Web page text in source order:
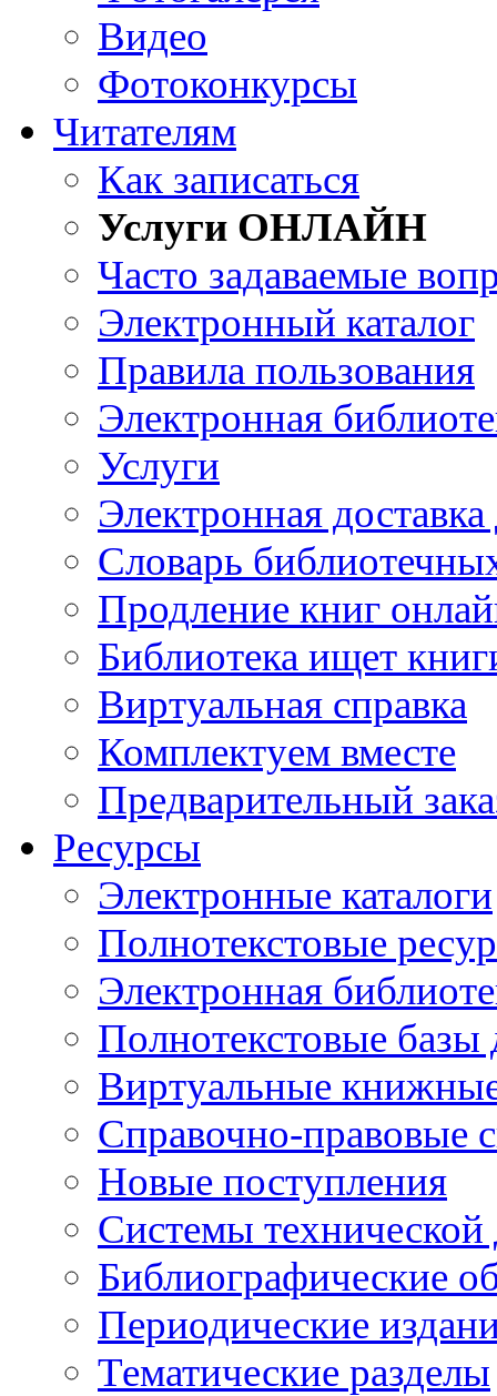
Видео
Фотоконкурсы
Читателям
Как записаться
Услуги ОНЛАЙН
Часто задаваемые
Электронный каталог
Правила пользования
Электронная
Услуги
Электронная
Словарь
Продление книг
Библиотека ищет
Виртуальная справка
Комплектуем вместе
Предварительный
Ресурсы
Электронные каталоги
Полнотекстовые
Электронная
Полнотекстовые
Виртуальные
Справочно-правовые
Новые поступления
Cистемы
Библиографические
Периодические
Тематические разделы